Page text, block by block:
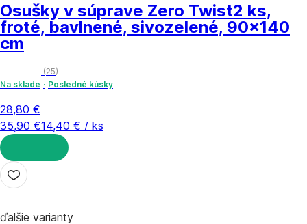
Osušky v súprave Zero Twist2 ks,
froté, bavlnené, sivozelené, 90x140
cm
(25)
Na sklade
Posledné kúsky
28,80 €
35,90 €14,40 € / ks
DO KOŠÍKA
ďalšie varianty